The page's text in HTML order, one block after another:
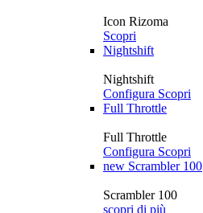
Icon Rizoma
Scopri
Nightshift
Nightshift
Configura Scopri
Full Throttle
Full Throttle
Configura Scopri
new Scrambler 100
Scrambler 100
scopri di più